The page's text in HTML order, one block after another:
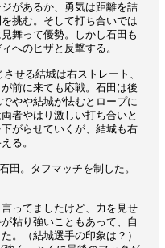
があるか、勇気は距離を詰
挑む。そして打ち合いでは
舞って優勢。しかし石田も
へのヒザと反撃する。
せる結城は右ストレート、
前に来ても応戦。石田は後
やや結城が怯むとロープに
者やはり激しい打ち合いと
がらせていくが、結城も右
る。
田。タフマッチを制した。
ってましたけど、力を見せ
粘り強いこともあって、自
。（結城選手の印象は？）